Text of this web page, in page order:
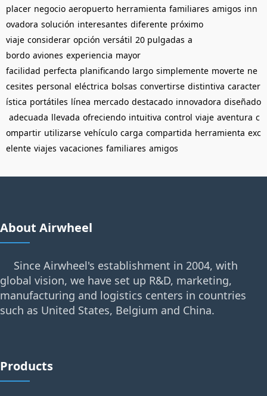
placer negocio aeropuerto herramienta familiares amigos inn
ovadora solución interesantes diferente próximo
viaje considerar opción versátil 20 pulgadas a
bordo aviones experiencia mayor
facilidad perfecta planificando largo simplemente moverte ne
cesites personal eléctrica bolsas convertirse distintiva caracter
ística portátiles línea mercado destacado innovadora diseñado
adecuada llevada ofreciendo intuitiva control viaje aventura c
ompartir utilizarse vehículo carga compartida herramienta exc
elente viajes vacaciones familiares amigos
About Airwheel
Since Airwheel's establishment in 2004, with
global vision, we have set up R&D, marketing,
manufacturing and logistics centers in countries
such as United States, Belgium and China.
Products